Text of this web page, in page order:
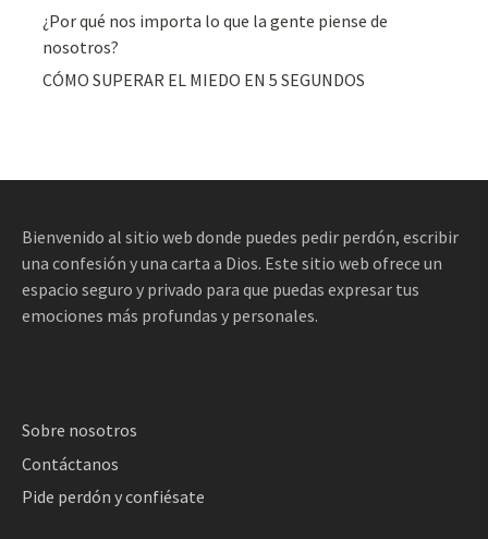
¿Por qué nos importa lo que la gente piense de
nosotros?
CÓMO SUPERAR EL MIEDO EN 5 SEGUNDOS
Bienvenido al sitio web donde puedes pedir perdón, escribir
una confesión y una carta a Dios. Este sitio web ofrece un
espacio seguro y privado para que puedas expresar tus
emociones más profundas y personales.
Sobre nosotros
Contáctanos
Pide perdón y confiésate